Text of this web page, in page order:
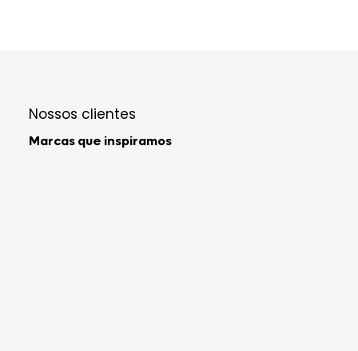
Nossos clientes
Marcas que inspiramos